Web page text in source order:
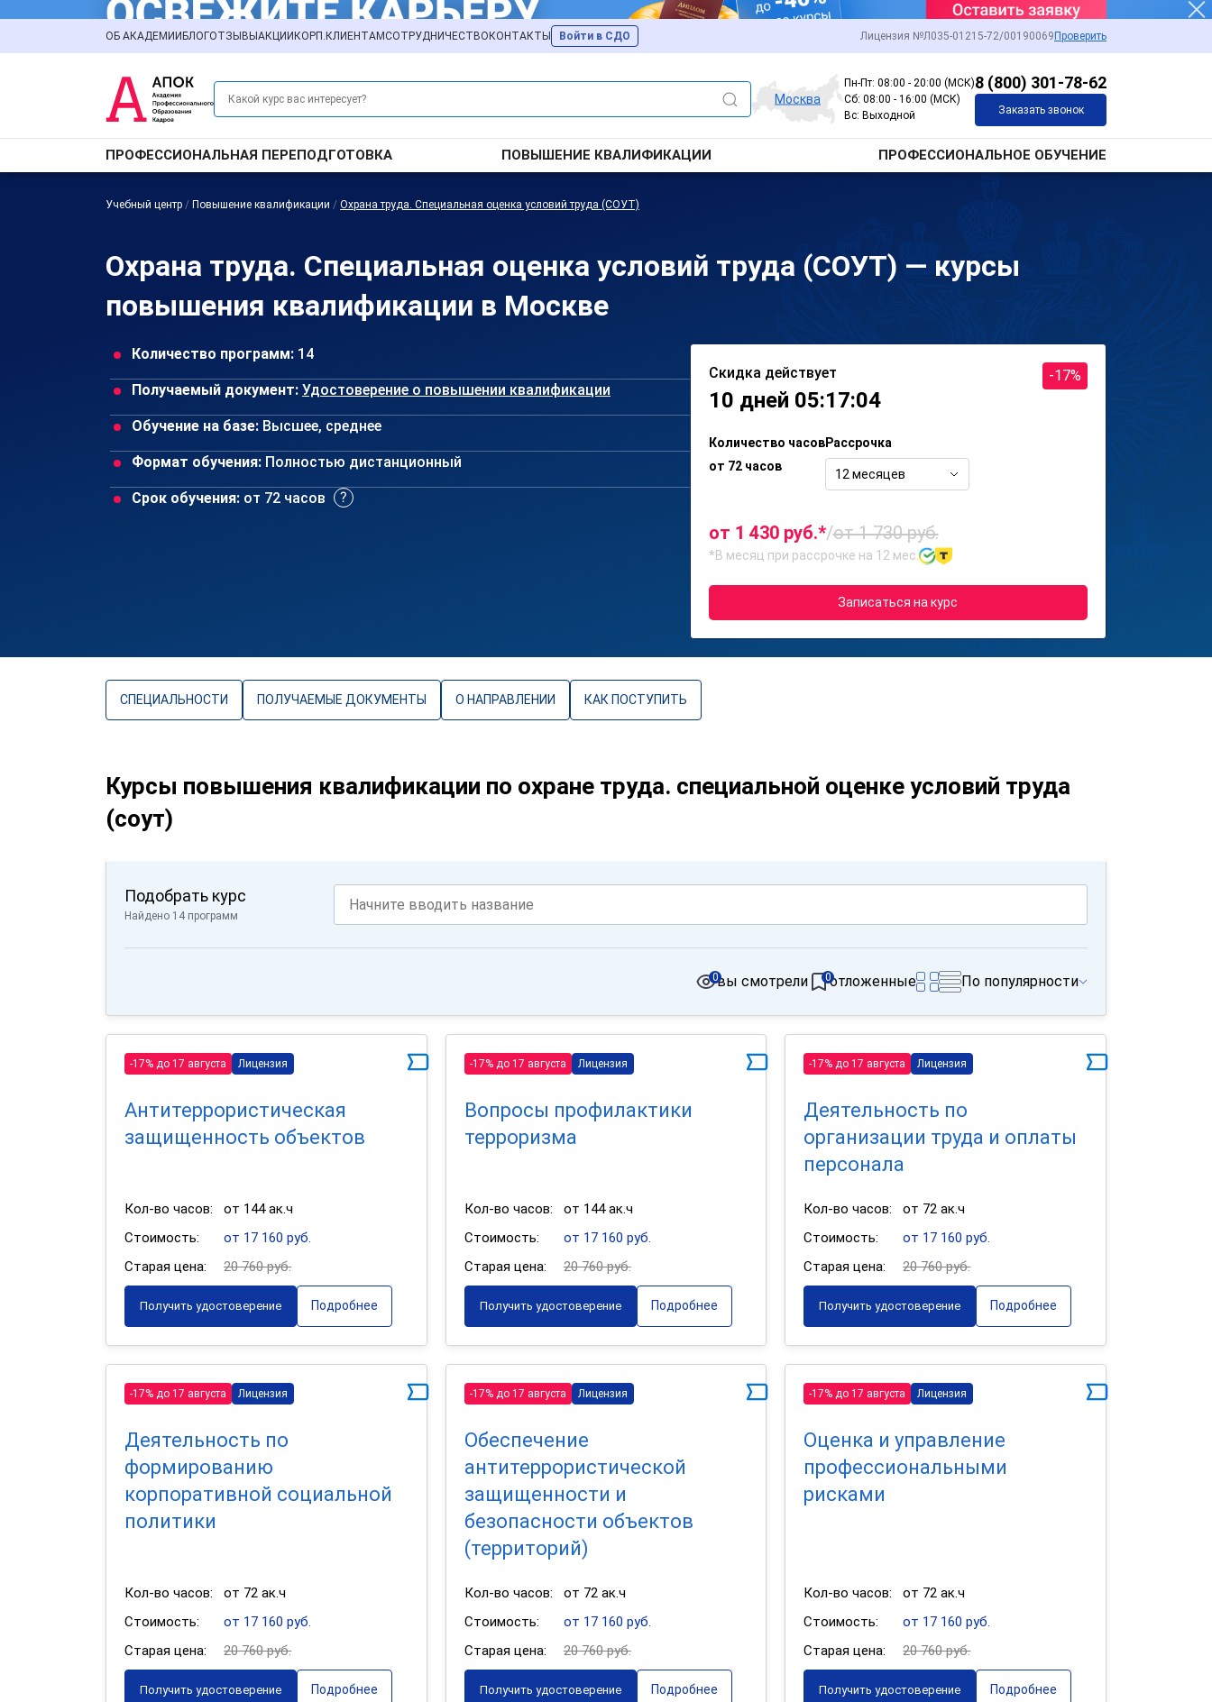
ОБ АКАДЕМИИ БЛОГОТЗЫВЫ АКЦИИ КОРП.КЛИЕНТАМСОТРУДНИЧЕСТВО КОНТАКТЫ Войти в СДО Лицензия №Л035-01215-72/00190069 Проверить
Москва
Пн-Пт: 08:00 - 20:00 (МСК)
Сб: 08:00 - 16:00 (МСК)
Вс: Выходной
8 (800) 301-78-62
Заказать звонок
ПРОФЕССИОНАЛЬНАЯ ПЕРЕПОДГОТОВКА ПОВЫШЕНИЕ КВАЛИФИКАЦИИ ПРОФЕССИОНАЛЬНОЕ ОБУЧЕНИЕ
Учебный центр / Повышение квалификации / Охрана труда. Специальная оценка условий труда (СОУТ)
Охрана труда. Специальная оценка условий труда (СОУТ) — курсы
повышения квалификации в Москве
Количество программ: 14
Получаемый документ: Удостоверение о повышении квалификации
Обучение на базе: Высшее, среднее
Формат обучения: Полностью дистанционный
Срок обучения: от 72 часов
Скидка действует
10 дней 05:17:04
-17%
Количество часов
от 72 часов
Рассрочка
12 месяцев
от 1 430 руб.*/от 1 730 руб.
*В месяц при рассрочке на 12 мес.
Записаться на курс
СПЕЦИАЛЬНОСТИ ПОЛУЧАЕМЫЕ ДОКУМЕНТЫ О НАПРАВЛЕНИИ КАК ПОСТУПИТЬ
Курсы повышения квалификации по охране труда. специальной оценке условий труда
(соут)
Подобрать курс
Найдено 14 программ
вы смотрели
0 отложенные
0 По популярности
-17% до 17 августа Лицензия
Антитеррористическая
защищенность объектов
Кол-во часов:
от 144 ак.ч
Стоимость:
от 17 160 руб.
Старая цена:
20 760 руб.
Получить удостоверение Подробнее
-17% до 17 августа Лицензия
Вопросы профилактики
терроризма
Кол-во часов:
от 144 ак.ч
Стоимость:
от 17 160 руб.
Старая цена:
20 760 руб.
Получить удостоверение Подробнее
-17% до 17 августа Лицензия
Деятельность по
организации труда и оплаты
персонала
Кол-во часов:
от 72 ак.ч
Стоимость:
от 17 160 руб.
Старая цена:
20 760 руб.
Получить удостоверение Подробнее
-17% до 17 августа Лицензия
Деятельность по
формированию
корпоративной социальной
политики
Кол-во часов:
от 72 ак.ч
Стоимость:
от 17 160 руб.
Старая цена:
20 760 руб.
Получить удостоверение Подробнее
-17% до 17 августа Лицензия
Обеспечение
антитеррористической
защищенности и
безопасности объектов
(территорий)
Кол-во часов:
от 72 ак.ч
Стоимость:
от 17 160 руб.
Старая цена:
20 760 руб.
Получить удостоверение Подробнее
-17% до 17 августа Лицензия
Оценка и управление
профессиональными
рисками
Кол-во часов:
от 72 ак.ч
Стоимость:
от 17 160 руб.
Старая цена:
20 760 руб.
Получить удостоверение Подробнее